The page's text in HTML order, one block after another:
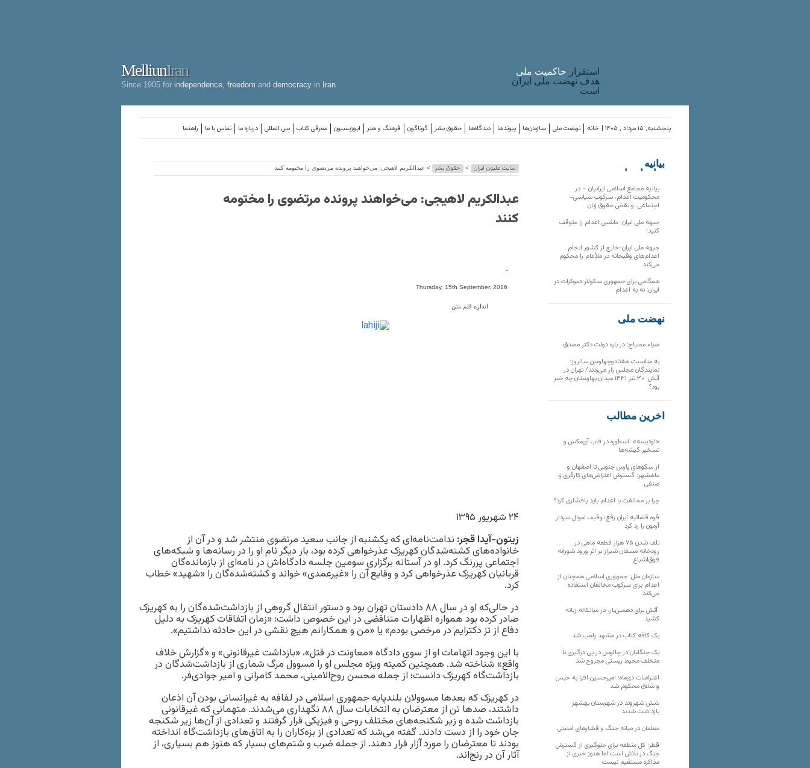
MelliunIran
Since 1905 for independence freedom and democracy in Iran
استقرار حاکميت ملی
هدف نهضت ملی ایران
است
راهنما تماس با ما درباره ما بین المللی معرفی کتاب اپوزیسیون فرهنگ و هنر گوناگون حقوق بشر دیدگاه‌ها پیوندها سازمان‌ها نهضت ملی خانه پنجشنبه, ۱۵ مرداد , ۱۴۰۵ |
سایت ملیون ایران > حقوق بشر > عبدالکریم لاهیجی: می‌خواهند پرونده مرتضوی را مختومه کنند
عبدالکریم لاهیجی: می‌خواهند پرونده مرتضوی را مختومه
کنند
-
Thursday, 15th September, 2016
اندازه قلم متن
۲۴ شهریور ۱۳۹۵
زیتون-آیدا قجر: ندامت‌نامه‌ای که یکشنبه از جانب سعید مرتضوی منتشر شد و در آن از
خانواده‌های کشته‌شدگان کهریزک عذرخواهی کرده بود، بار دیگر نام او را در رسانه‌ها و شبکه‌های
اجتماعی پررنگ کرد. او در آستانه برگزاری سومین جلسه دادگاه‌اش در نامه‌ای از بازمانده‌گان
قربانیان کهریزک عذرخواهی کرد و وقایع آن را «غیرعمدی» خواند و کشته‌شده‌گان را «شهید» خطاب
کرد.
در حالی‌که او در سال ۸۸ دادستان تهران بود و دستور انتقال گروهی از بازداشت‌شده‌گان را به کهریزک
صادر کرده بود همواره اظهارات متناقضی در این خصوص داشت: «زمان اتفاقات کهریزک به دلیل
دفاع از تز دکترایم در مرخصی بودم» یا «من و همکارانم هیچ نقشی در این حادثه نداشتیم».
با این وجود اتهامات او از سوی دادگاه «معاونت در قتل»، «بازداشت غیرقانونی» و «گزارش خلاف
واقع» شناخته شد. همچنین کمیته ویژه مجلس او را مسوول مرگ شماری از بازداشت‌شدگان در
بازداشت‌گاه کهریزک دانست؛ از جمله محسن روح‌الامینی، محمد کامرانی و امیر جوادی‌فر.
در کهریزک که بعدها مسوولان بلندپایه جمهوری اسلامی در لفافه به غیرانسانی بودن آن اذعان
داشتند، صدها تن از معترضان به انتخابات سال ۸۸ نگهداری می‌شدند. متهمانی که غیرقانونی
بازداشت شده و زیر شکنجه‌های مختلف روحی و فیزیکی قرار گرفتند و تعدادی از آن‌ها زیر شکنجه
جان خود را از دست دادند. گفته می‌شد که تعدادی از بزه‌کاران را به اتاق‌های بازداشت‌گاه انداخته
بودند تا معترضان را مورد آزار قرار دهند. از جمله ضرب و شتم‌های بسیار که هنوز هم بسیاری، از
آثار آن در رنج‌اند.
بیانیه
سازمان‌های
بیانیه مجامع اسلامی ایرانیان – در
محکومیت اعدام، سرکوب سیاسی–
اجتماعی، و نقض حقوق زنان
جبهه ملی ایران: ماشین اعدام را متوقف
کنید!
جبهه ملی ایران-خارج از کشور انجام
اعدام‌های وقیحانه در ملأِعام را محکوم
می‌کند
همگامی برای جمهوری سکولار دموکرات در
ایران: نه به اعدام
نهضت ملی
ضیاء مصباح: در باره دولت دکتر مصدق
به مناسبت هفتادوچهارمین سالروز:
نمایندگان مجلس زار می‌زدند/ تهران در
آتش؛ ۳۰ تیر ۱۳۳۱ میدان بهارستان چه خبر
بود؟
آخرین مطالب
«اودیسه»؛ اسطوره در قاب آی‌مکس و
تسخیر گیشه‌ها
از سکوهای پارس جنوبی تا اصفهان و
ماهشهر؛ گسترش اعتراض‌های کارگری و
صنفی
چرا بر مخالفت با اعدام باید پافشاری کرد؟
قوه قضائیه ایران رفع توقیف اموال سردار
آزمون را رد کرد
تلف شدن ۷۵ هزار قطعه ماهی در
رودخانه مسقان شیراز بر اثر ورود شورابه
فوق‌اشباع
سازمان ملل: جمهوری اسلامی همچنان از
اعدام برای سرکوب مخالفان استفاده
می‌کند
آتش برای دهمین‌بار، در میانکاله زبانه
کشید
یک کافه کتاب در مشهد پلمب شد
یک جنگلبان در چالوس در پی درگیری با
متخلف محیط زیستی مجروح شد
اعتراضات دی‌ماه؛ امیرحسین افرا به حبس
و شلاق محکوم شد
شش شهروند در شهرستان بهشهر
بازداشت شدند
معلمان در میانه جنگ و فشارهای امنیتی
قطر: کل منطقه برای جلوگیری از گسترش
جنگ در تلاش است اما هنوز خبری از
مذاکره مستقیم نیست